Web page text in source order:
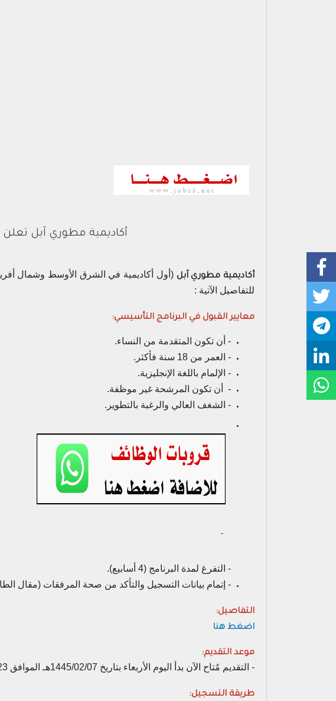
أكاديمية مطوري آبل
أكاديمية مطوري آبل (أول أكاديمية في الشرق الأوسط وشمال
للتفاصيل الآتية :
معايير القبول في البرنامج التأسيسي:
- أن تكون المتقدمة من النساء.
- العمر من 18 سنة فأكثر.
- الإلمام باللغة الإنجليزية.
- أن تكون المرشحة غير موظفة.
- الشغف العالي والرغبة بالتطوير.
- ‏
- التفرغ لمدة البرنامج (4 أسابيع).
- إتمام بيانات التسجيل والتأكد من صحة المرفقات (مقال
التفاصيل:
اضغط هنا
موعد التقديم:
- التقديم مُتاح الآن بدأ اليوم الأربعاء بتاريخ 1445/02/07هـ الموافق 2023/08/23م وينتهي التقديم يوم الخميس بتاريخ 1445/02/22هـ الموافق 2023/09/07م.
طريقة التسجيل: